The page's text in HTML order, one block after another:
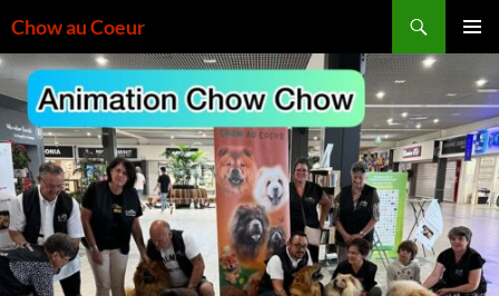
au
contenu
Chow au Coeur
MENU